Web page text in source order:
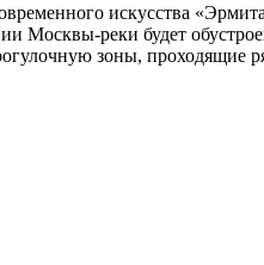
искусства
Москвы-реки будет
зоны,